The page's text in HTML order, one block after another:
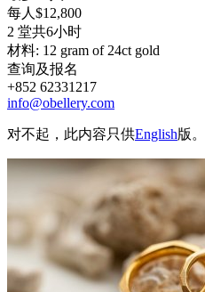
每人$12,800
2 堂共6小时
材料: 12 gram of 24ct gold
查询及报名
+852 62331217
info@obellery.com
对不起，此内容只供English版。